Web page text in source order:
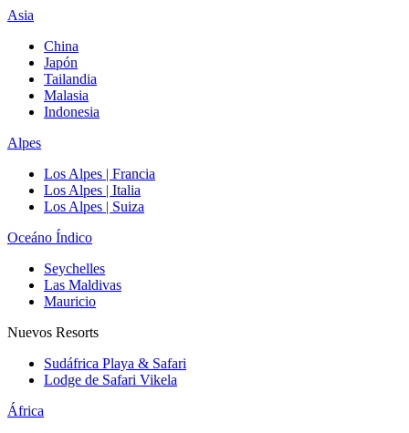
Asia
China
Japón
Tailandia
Malasia
Indonesia
Alpes
Los Alpes | Francia
Los Alpes | Italia
Los Alpes | Suiza
Oceáno Índico
Seychelles
Las Maldivas
Mauricio
Nuevos Resorts
Sudáfrica Playa & Safari
Lodge de Safari Vikela
África